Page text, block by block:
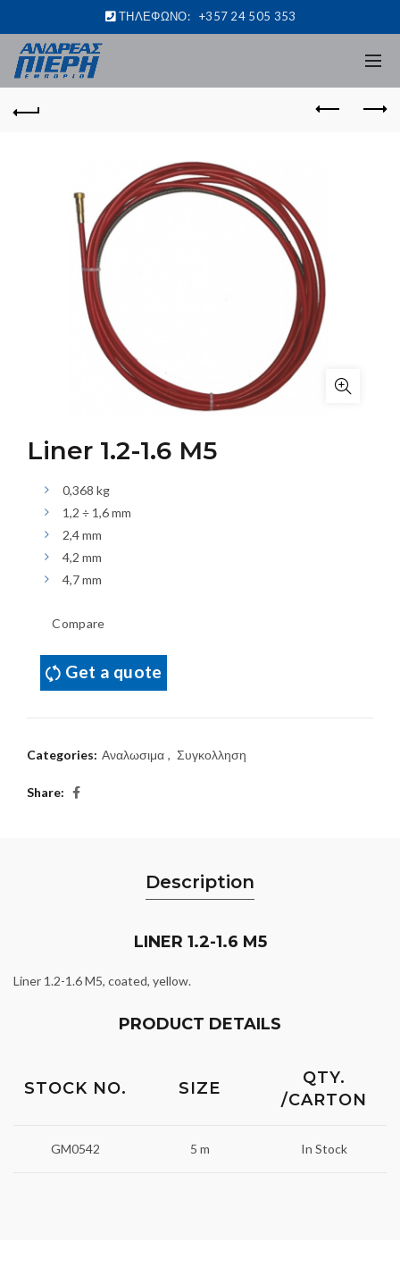
ΤΗΛΕΦΩΝΟ: +357 24 505 353
Liner 1.2-1.6 M5
0,368 kg
1,2 ÷ 1,6 mm
2,4 mm
4,2 mm
4,7 mm
Compare
Get a quote
Categories: Αναλωσιμα , Συγκολληση
Share
Description
LINER 1.2-1.6 M5
Liner 1.2-1.6 M5, coated, yellow.
PRODUCT DETAILS
STOCK NO. SIZE
QTY.
/CARTON
GM0542 5 m In Stock